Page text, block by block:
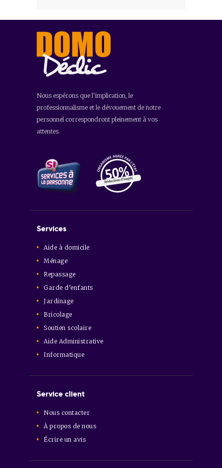
Nous espérons que l'implication, le
professionnalisme et le dévouement de notre
personnel correspondront pleinement à vos
attentes.
Services
Aide à domicile
Ménage
Repassage
Garde d’enfants
Jardinage
Bricolage
Soutien scolaire
Aide Administrative
Informatique
Service client
Nous contacter
À propos de nous
Écrire un avis